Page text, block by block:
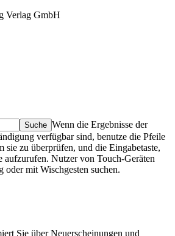
Verlag GmbH
Wenn die Ergebnisse der
verfügbar sind, benutze die Pfeile
sie zu überprüfen, und die Eingabetaste,
aufzurufen. Nutzer von Touch-Geräten
oder mit Wischgesten suchen.
Sie über Neuerscheinungen und